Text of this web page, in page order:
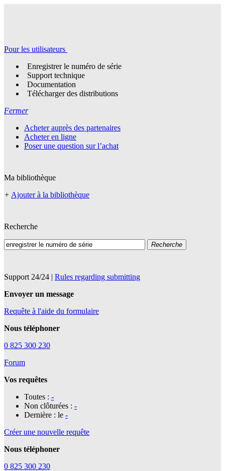
Pour les utilisateurs
Enregistrer le numéro de série
Support technique
Documentation
Télécharger des distributions
Fermer
Acheter auprès des partenaires
Acheter en ligne
Poser une question sur l’achat
Ma bibliothèque
+ Ajouter à la bibliothèque
Recherche
Recherche
Support 24/24 | Rules regarding submitting
Envoyer un message
Requête à l'aide du formulaire
Nous téléphoner
0 825 300 230
Forum
Vos requêtes
Toutes : -
Non clôturées : -
Dernière : le -
Créer une nouvelle requête
Nous téléphoner
0 825 300 230